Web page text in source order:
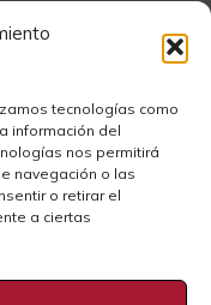
tecnologías como
información del
nos permitirá
navegación o las
o retirar el
a ciertas